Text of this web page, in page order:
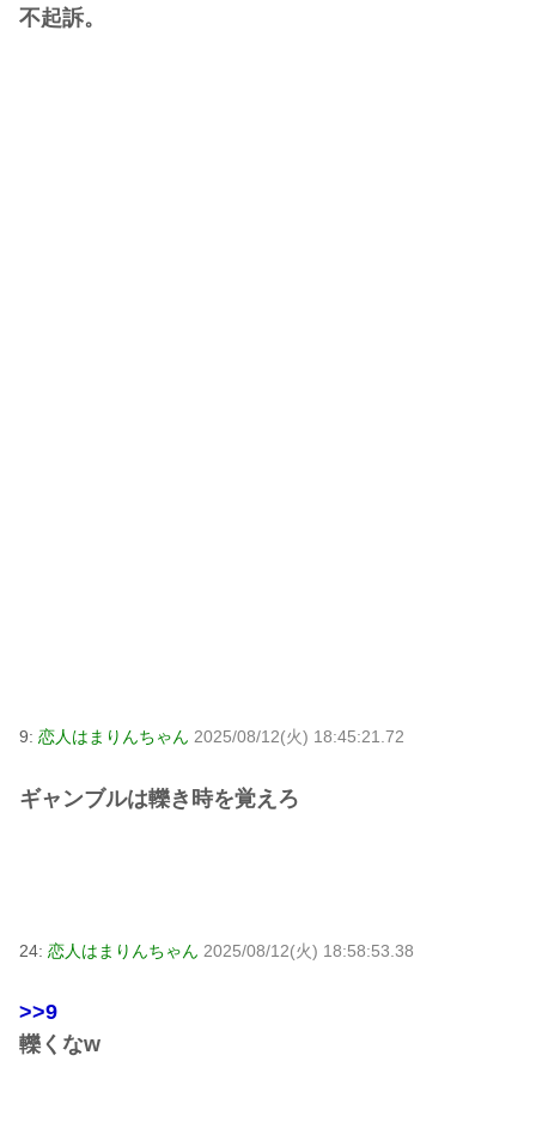
不起訴。
9: 恋人はまりんちゃん 2025/08/12(火) 18:45:21.72
ギャンブルは轢き時を覚えろ
24: 恋人はまりんちゃん 2025/08/12(火) 18:58:53.38
>>9
轢くなw